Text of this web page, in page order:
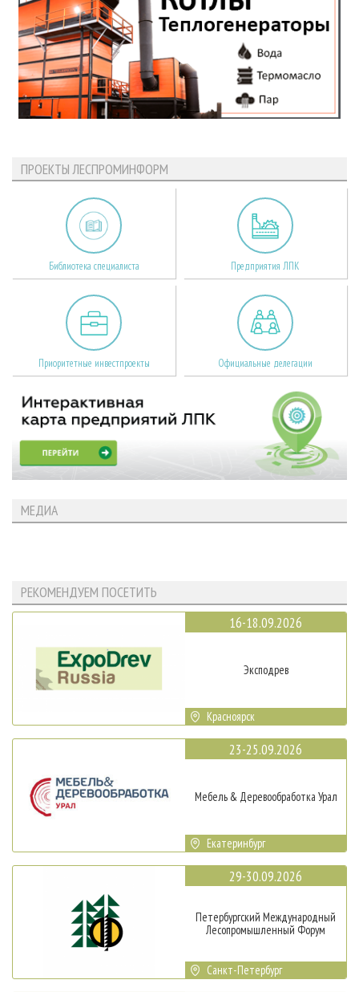
ПРОЕКТЫ ЛЕСПРОМИНФОРМ
Библиотека специалиста Предприятия ЛПК
Приоритетные инвестпроекты Официальные делегации
МЕДИА
РЕКОМЕНДУЕМ ПОСЕТИТЬ
16-18.09.2026
Эксподрев
Красноярск
23-25.09.2026
Мебель & Деревообработка Урал
Екатеринбург
29-30.09.2026
Петербургский Международный
Лесопромышленный Форум
Санкт-Петербург